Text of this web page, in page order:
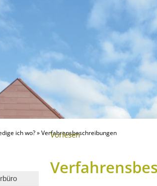
ich wo?»Verfahrensbeschreibungen
Vorlesen